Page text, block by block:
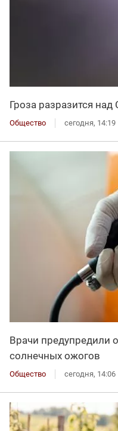
Гроза разразится
Общество сегодня, 14:19
Врачи предупредили
солнечных ожогов
Общество сегодня, 14:06